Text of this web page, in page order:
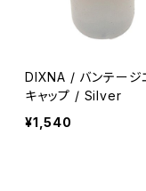
DIXNA / バンテージ
キャップ / Silver
¥1,540